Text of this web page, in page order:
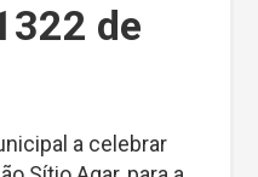
de
a celebrar